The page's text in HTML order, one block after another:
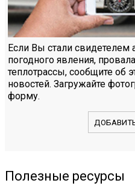
Если Вы стали свидетелем
погодного явления,
теплотрассы, сообщите об
новостей. Загружайте
форму.
Полезные ресурсы